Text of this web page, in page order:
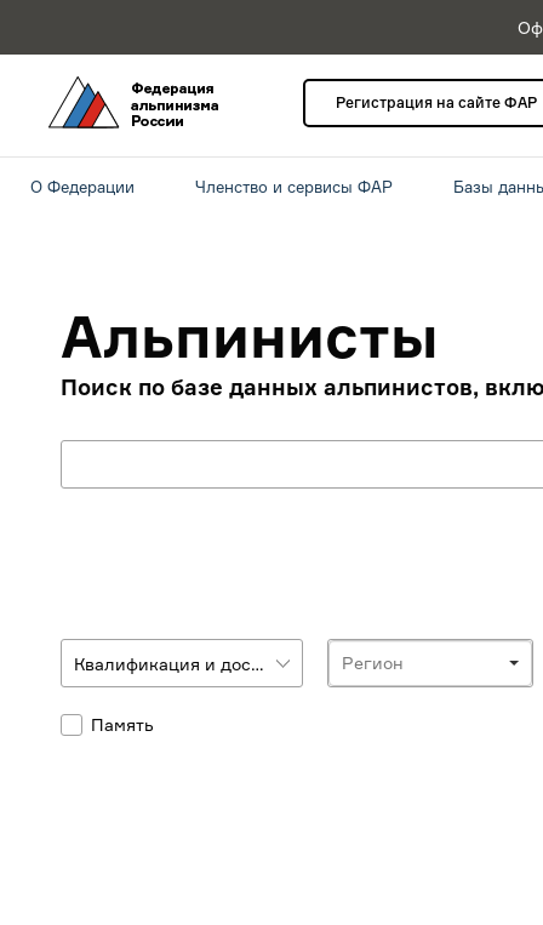
Регистрация на сайте ФАР
О Федерации Членство и сервисы ФАР Базы
Альпинисты
Поиск по базе данных альпинистов,
Регион
Память